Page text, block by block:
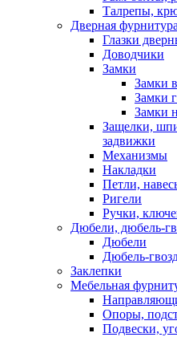
Талрепы,
Дверная фурнитура
Глазки
Доводчики
Замки
Замки
Замки
Замки
Защелки,
задвижки
Механизмы
Накладки
Петли,
Ригели
Ручки,
Дюбели, дюбель-
Дюбели
Дюбель-
Заклепки
Мебельная
Опоры,
Подвески,